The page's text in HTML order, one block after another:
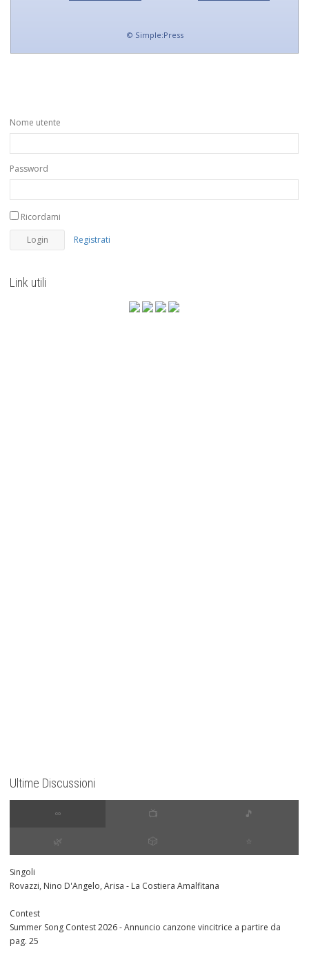
© Simple:Press
Nome utente
Password
Ricordami
Registrati
Link utili
Ultime Discussioni
∞ 📺 🎵
🌿 🎲 ⭐️
Singoli
Rovazzi, Nino D'Angelo, Arisa - La Costiera Amalfitana
Contest
Summer Song Contest 2026 - Annuncio canzone vincitrice a partire da
pag. 25